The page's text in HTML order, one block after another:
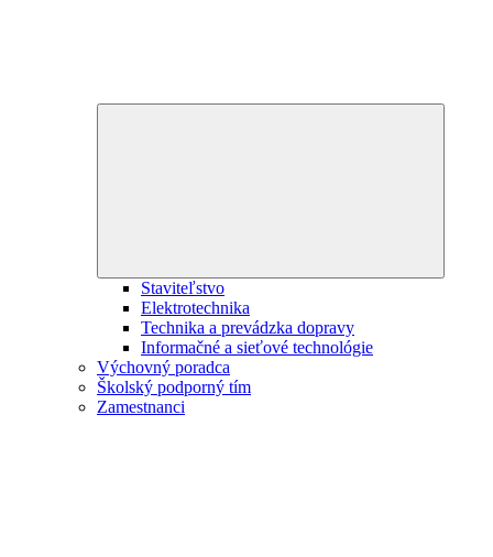
Staviteľstvo
Elektrotechnika
Technika a prevádzka dopravy
Informačné a sieťové technológie
Výchovný poradca
Školský podporný tím
Zamestnanci